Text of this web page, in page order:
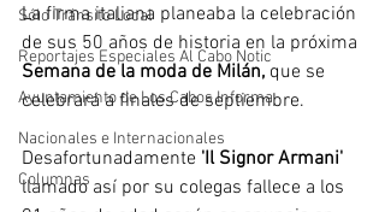
Sólo Tránsito Local
Reportajes Especiales Al Cabo Notic
Ayuntamiento de Los Cabos Informa
Nacionales e Internacionales
Columnas
La firma italiana planeaba la celebración
de sus 50 años de historia en la próxima
Semana de la moda de Milán, que se
celebrará a finales de septiembre.
Desafortunadamente 'Il Signor Armani'
llamado así por su colegas fallece a los